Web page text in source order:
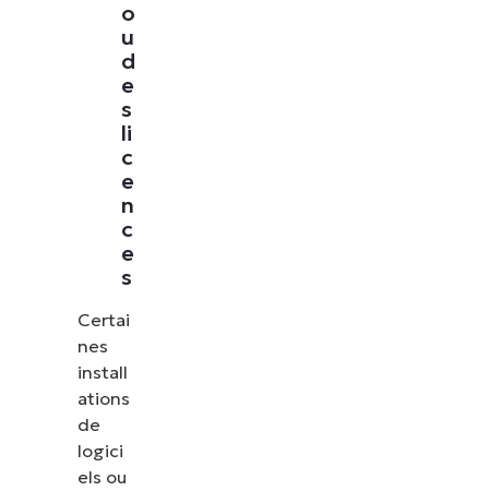
o
u
d
e
s
li
c
e
n
c
e
s
Certai
nes
install
ations
de
logici
els ou